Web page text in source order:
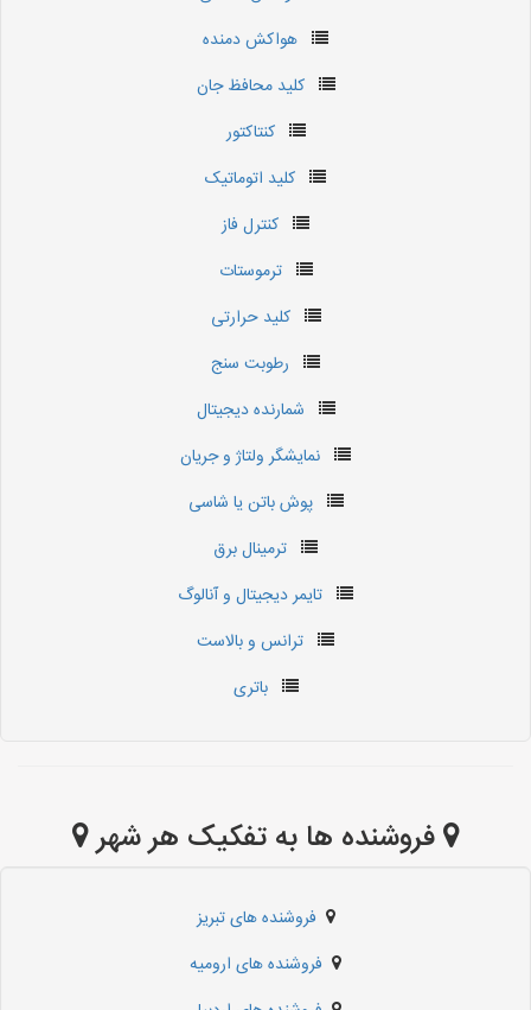
هواکش دمنده
کلید محافظ جان
کنتاکتور
کلید اتوماتیک
کنترل فاز
ترموستات
کلید حرارتی
رطوبت سنج
شمارنده دیجیتال
نمایشگر ولتاژ و جریان
پوش باتن یا شاسی
ترمینال برق
تایمر دیجیتال و آنالوگ
ترانس و بالاست
باتری
فروشنده ها به تفکیک هر شهر
فروشنده های تبریز
فروشنده های ارومیه